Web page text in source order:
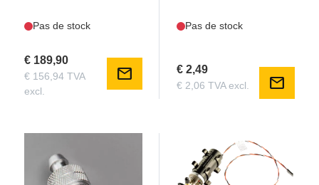
Pas de stock
€ 189,90
€ 156,94 TVA
excl.
mail
Pas de stock
€ 2,49
€ 2,06 TVA excl. mail